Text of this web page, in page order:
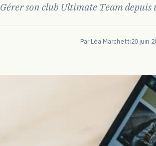
Gérer son club Ultimate Team depuis
Par Léa Marchetti20 juin